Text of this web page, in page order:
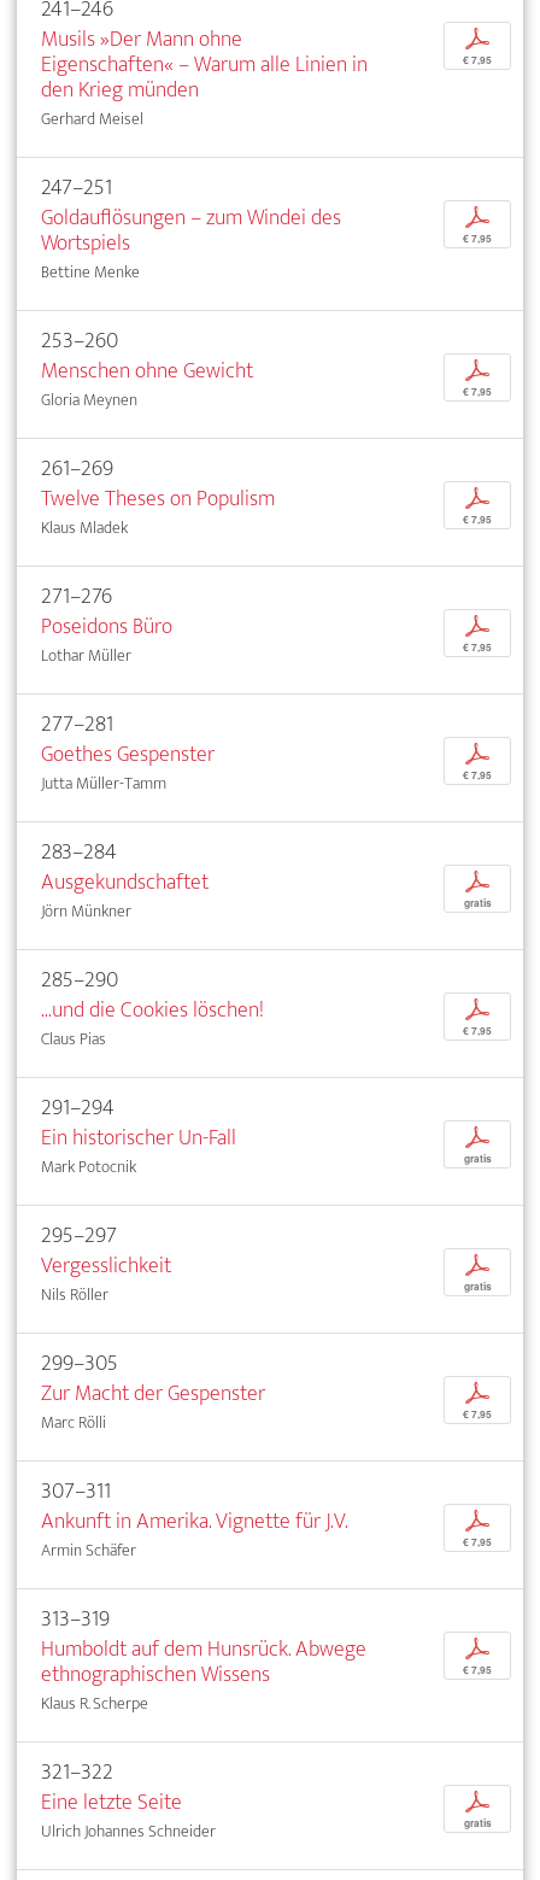
241–246
Musils »Der Mann ohne
Eigenschaften« – Warum alle Linien in
den Krieg münden
Gerhard Meisel
p
€ 7,95
247–251
Goldauflösungen – zum Windei des
Wortspiels
Bettine Menke
p
€ 7,95
253–260
Menschen ohne Gewicht
Gloria Meynen
p
€ 7,95
261–269
Twelve Theses on Populism
Klaus Mladek
p
€ 7,95
271–276
Poseidons Büro
Lothar Müller
p
€ 7,95
277–281
Goethes Gespenster
Jutta Müller-Tamm
p
€ 7,95
283–284
Ausgekundschaftet
Jörn Münkner
p
gratis
285–290
...und die Cookies löschen!
Claus Pias
p
€ 7,95
291–294
Ein historischer Un-Fall
Mark Potocnik
p
gratis
295–297
Vergesslichkeit
Nils Röller
p
gratis
299–305
Zur Macht der Gespenster
Marc Rölli
p
€ 7,95
307–311
Ankunft in Amerika. Vignette für J.V.
Armin Schäfer
p
€ 7,95
313–319
Humboldt auf dem Hunsrück. Abwege
ethnographischen Wissens
Klaus R. Scherpe
p
€ 7,95
321–322
Eine letzte Seite
Ulrich Johannes Schneider
p
gratis